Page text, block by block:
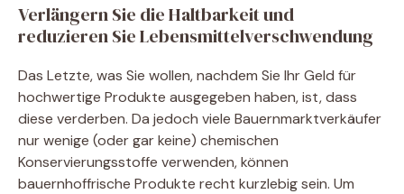
Verlängern Sie die Haltbarkeit und
reduzieren Sie Lebensmittelverschwendung
Das Letzte, was Sie wollen, nachdem Sie Ihr Geld für
hochwertige Produkte ausgegeben haben, ist, dass
diese verderben. Da jedoch viele Bauernmarktverkäufer
nur wenige (oder gar keine) chemischen
Konservierungsstoffe verwenden, können
bauernhoffrische Produkte recht kurzlebig sein. Um